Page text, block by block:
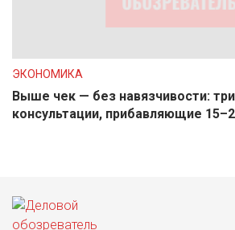
ЭКОНОМИКА
Выше чек — без навязчивости:
консультации, прибавляющие